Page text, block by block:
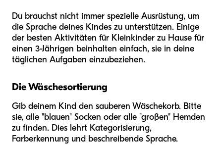
Du brauchst nicht immer spezielle Ausrüstung, um
die Sprache deines Kindes zu unterstützen. Einige
der besten Aktivitäten für Kleinkinder zu Hause für
einen 3-Jährigen beinhalten einfach, sie in deine
täglichen Aufgaben einzubeziehen.
Die Wäschesortierung
Gib deinem Kind den sauberen Wäschekorb. Bitte
sie, alle "blauen" Socken oder alle "großen" Hemden
zu finden. Dies lehrt Kategorisierung,
Farberkennung und beschreibende Sprache.